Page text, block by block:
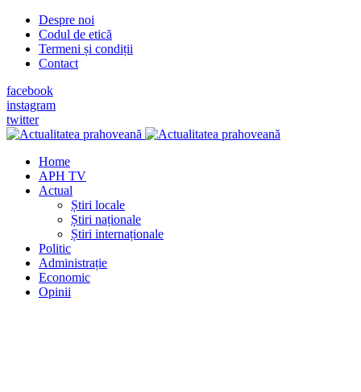
Despre noi
Codul de etică
Termeni și condiții
Contact
facebook
instagram
twitter
Home
APH TV
Actual
Știri locale
Știri naționale
Știri internaționale
Politic
Administrație
Economic
Opinii